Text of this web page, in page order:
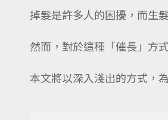
掉髮是許多人的困擾，而生
然而，對於這種「催長」方
本文將以深入淺出的方式，